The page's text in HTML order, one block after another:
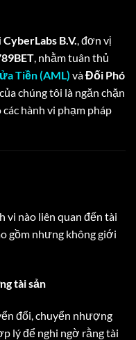
CyberLabs B.V., đơn vị
, nhằm tuân thủ
Tiền (AML) vàĐối Phó
chúng tôi là ngăn chặn
hành vi phạm pháp
vi nào liên quan đến tài
gồm nhưng không giới
tài sản
đổi, chuyển nhượng
lý để nghi ngờ rằng tài